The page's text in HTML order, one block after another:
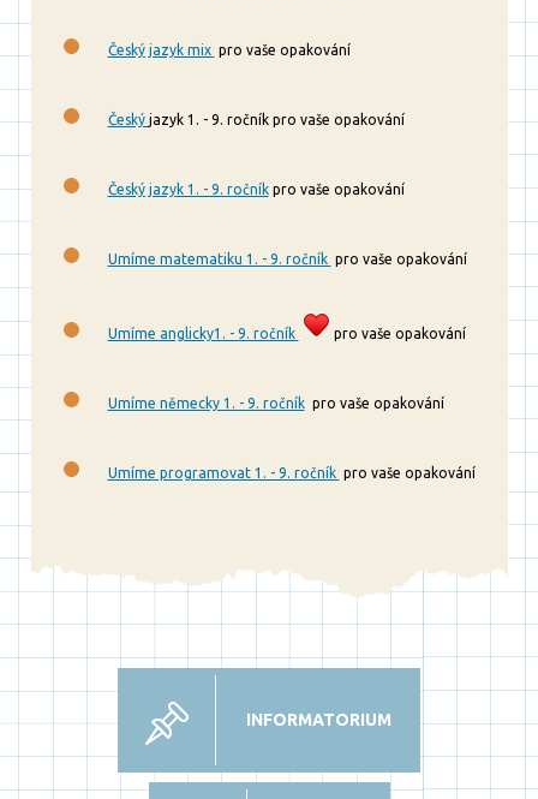
Český jazyk mix pro vaše opakování
Český jazyk 1. - 9. ročník pro vaše opakování
Český jazyk 1. - 9. ročníkpro vaše opakování
Umíme matematiku 1. - 9. ročník pro vaše opakování
Umíme anglicky1. - 9. ročník pro vaše opakování
Umíme německy 1. - 9. ročníkpro vaše opakování
Umíme programovat 1. - 9. ročník pro vaše opakování
INFORMATORIUM